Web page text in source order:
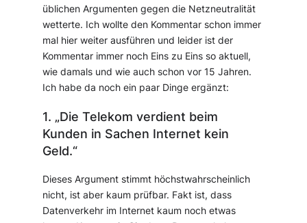
üblichen Argumenten gegen die Netzneutralität
wetterte. Ich wollte den Kommentar schon immer
mal hier weiter ausführen und leider ist der
Kommentar immer noch Eins zu Eins so aktuell,
wie damals und wie auch schon vor 15 Jahren.
Ich habe da noch ein paar Dinge ergänzt:
1. „Die Telekom verdient beim
Kunden in Sachen Internet kein
Geld.“
Dieses Argument stimmt höchstwahrscheinlich
nicht, ist aber kaum prüfbar. Fakt ist, dass
Datenverkehr im Internet kaum noch etwas